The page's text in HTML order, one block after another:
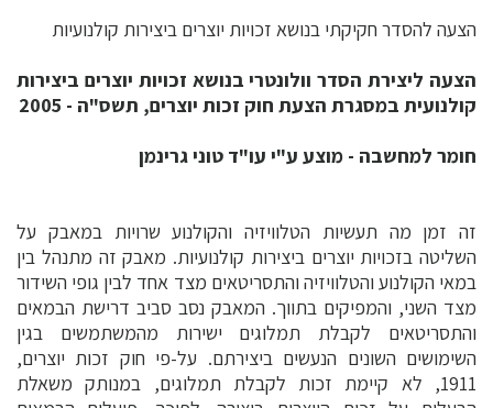
הצעה להסדר חקיקתי בנושא זכויות יוצרים ביצירות קולנועיות
הצעה ליצירת הסדר וולונטרי בנושא זכויות יוצרים ביצירות
קולנועית במסגרת הצעת חוק זכות יוצרים, תשס"ה - 2005
חומר למחשבה - מוצע ע"י עו"ד טוני גרינמן
זה זמן מה תעשיות הטלוויזיה והקולנוע שרויות במאבק על
השליטה בזכויות יוצרים ביצירות קולנועיות. מאבק זה מתנהל בין
במאי הקולנוע והטלוויזיה והתסריטאים מצד אחד לבין גופי השידור
מצד השני, והמפיקים בתווך. המאבק נסב סביב דרישת הבמאים
והתסריטאים לקבלת תמלוגים ישירות מהמשתמשים בגין
השימושים השונים הנעשים ביצירתם. על-פי חוק זכות יוצרים,
1911, לא קיימת זכות לקבלת תמלוגים, במנותק משאלת